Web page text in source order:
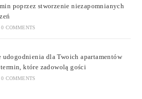
poprzez stworzenie niezapomnianych
0 COMMENTS
udogodnienia dla Twoich apartamentów
które zadowolą gości
0 COMMENTS